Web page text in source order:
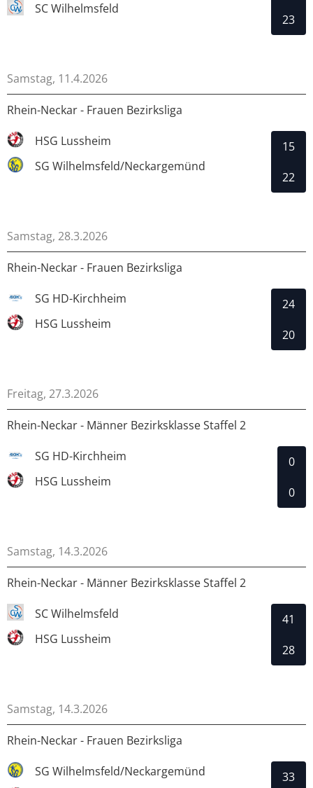
SC Wilhelmsfeld
23
Samstag, 11.4.2026
Rhein-Neckar - Frauen Bezirksliga
HSG Lussheim
SG Wilhelmsfeld/Neckargemünd
15
22
Samstag, 28.3.2026
Rhein-Neckar - Frauen Bezirksliga
SG HD-Kirchheim
HSG Lussheim
24
20
Freitag, 27.3.2026
Rhein-Neckar - Männer Bezirksklasse Staffel 2
SG HD-Kirchheim
HSG Lussheim
0
0
Samstag, 14.3.2026
Rhein-Neckar - Männer Bezirksklasse Staffel 2
SC Wilhelmsfeld
HSG Lussheim
41
28
Samstag, 14.3.2026
Rhein-Neckar - Frauen Bezirksliga
SG Wilhelmsfeld/Neckargemünd
33